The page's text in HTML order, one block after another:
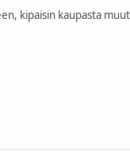
kipaisin kaupasta